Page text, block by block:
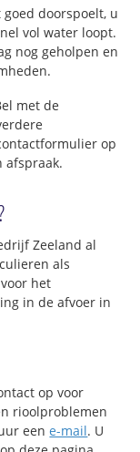
doorspoelt, u
vol water loopt.
nog geholpen en
met de
op
afspraak.
Zeeland al
als
het
in de afvoer in
op voor
rioolproblemen
eene-mail. U